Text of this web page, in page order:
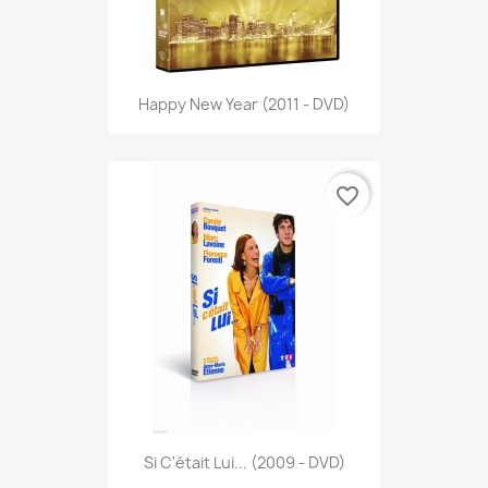
Happy New Year (2011 - DVD)
Si C'était Lui... (2009 - DVD)
favorite_border